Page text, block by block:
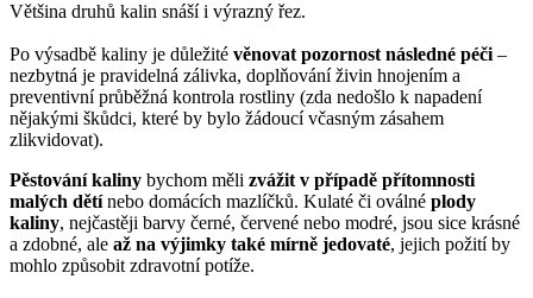
Většina druhů kalin snáší i výrazný řez.
Po výsadbě kaliny je důležité věnovat pozornost následné péči –
nezbytná je pravidelná zálivka, doplňování živin hnojením a
preventivní průběžná kontrola rostliny (zda nedošlo k napadení
nějakými škůdci, které by bylo žádoucí včasným zásahem
zlikvidovat).
Pěstování kaliny bychom měli zvážit v případě přítomnosti
malých dětínebo domácích mazlíčků. Kulaté či oválné plody
kaliny, nejčastěji barvy černé, červené nebo modré, jsou sice krásné
a zdobné, ale až na výjimky také mírně jedovaté, jejich požití by
mohlo způsobit zdravotní potíže.